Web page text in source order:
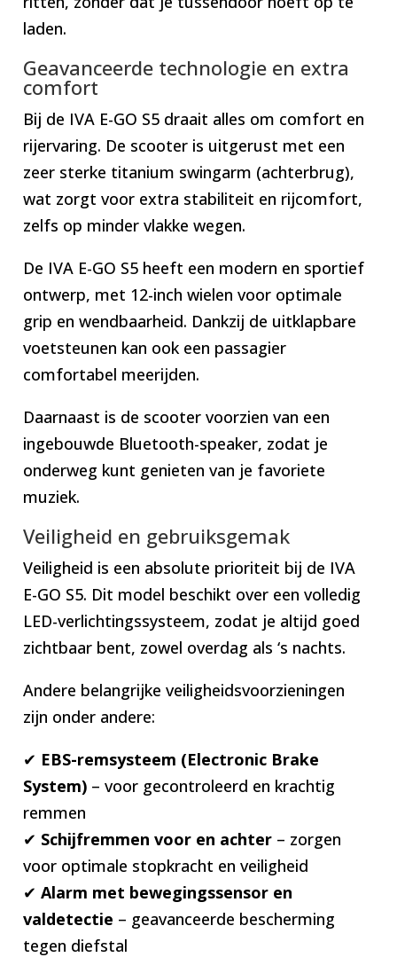
laden.
Geavanceerde technologie en extra
comfort
Bij de IVA E-GO S5 draait alles om comfort en
rijervaring. De scooter is uitgerust met een
zeer sterke titanium swingarm (achterbrug),
wat zorgt voor extra stabiliteit en rijcomfort,
zelfs op minder vlakke wegen.
De IVA E-GO S5 heeft een modern en sportief
ontwerp, met 12-inch wielen voor optimale
grip en wendbaarheid. Dankzij de uitklapbare
voetsteunen kan ook een passagier
comfortabel meerijden.
Daarnaast is de scooter voorzien van een
ingebouwde Bluetooth-speaker, zodat je
onderweg kunt genieten van je favoriete
muziek.
Veiligheid en gebruiksgemak
Veiligheid is een absolute prioriteit bij de IVA
E-GO S5. Dit model beschikt over een volledig
LED-verlichtingssysteem, zodat je altijd goed
zichtbaar bent, zowel overdag als ‘s nachts.
Andere belangrijke veiligheidsvoorzieningen
zijn onder andere:
✔ EBS-remsysteem (Electronic Brake
System) – voor gecontroleerd en krachtig
remmen
✔ Schijfremmen voor en achter – zorgen
voor optimale stopkracht en veiligheid
✔Alarm met bewegingssensor en
valdetectie – geavanceerde bescherming
tegen diefstal